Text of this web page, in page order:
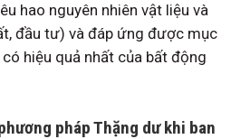
hao nguyên nhiên vật liệu và
đầu tư) và đáp ứng được mục
hiệu quả nhất của bất động
pháp Thặng dư khi ban